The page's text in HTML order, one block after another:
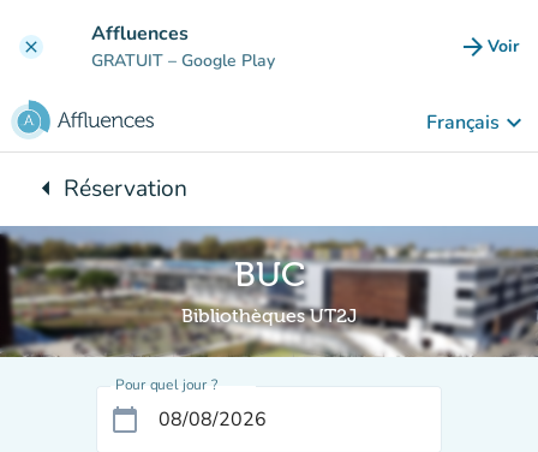
clear Affluences
GRATUIT – Google Play arrow_forward Voir
Français keyboard_arrow_down
arrow_leftRetour à :
Réservation
BUC
Bibliothèques UT2J
Pour quel jour ?
calendar_today